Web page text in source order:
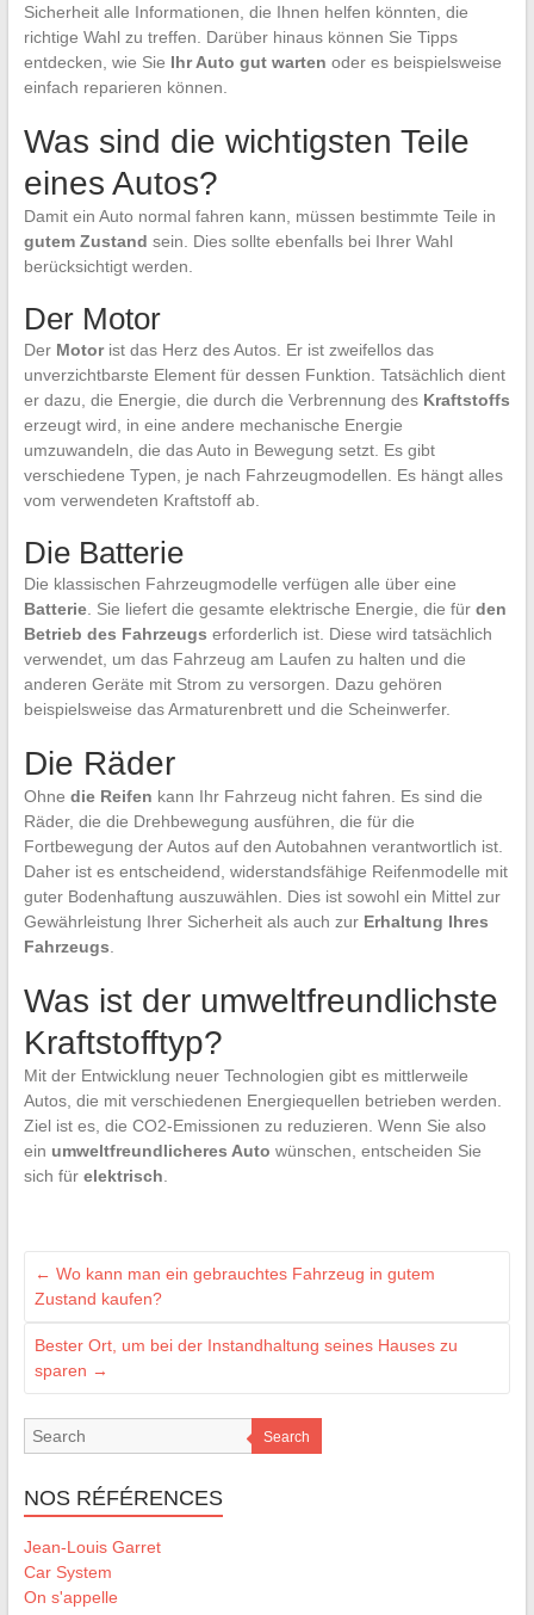
Sicherheit alle Informationen, die Ihnen helfen könnten, die
richtige Wahl zu treffen. Darüber hinaus können Sie Tipps
entdecken, wie Sie Ihr Auto gut warten oder es beispielsweise
einfach reparieren können.
Was sind die wichtigsten Teile
eines Autos?
Damit ein Auto normal fahren kann, müssen bestimmte Teile in
gutem Zustand sein. Dies sollte ebenfalls bei Ihrer Wahl
berücksichtigt werden.
Der Motor
Der Motorist das Herz des Autos. Er ist zweifellos das
unverzichtbarste Element für dessen Funktion. Tatsächlich dient
er dazu, die Energie, die durch die Verbrennung des Kraftstoffs
erzeugt wird, in eine andere mechanische Energie
umzuwandeln, die das Auto in Bewegung setzt. Es gibt
verschiedene Typen, je nach Fahrzeugmodellen. Es hängt alles
vom verwendeten Kraftstoff ab.
Die Batterie
Die klassischen Fahrzeugmodelle verfügen alle über eine
Batterie. Sie liefert die gesamte elektrische Energie, die für den
Betrieb des Fahrzeugs erforderlich ist. Diese wird tatsächlich
verwendet, um das Fahrzeug am Laufen zu halten und die
anderen Geräte mit Strom zu versorgen. Dazu gehören
beispielsweise das Armaturenbrett und die Scheinwerfer.
Die Räder
Ohne die Reifen kann Ihr Fahrzeug nicht fahren. Es sind die
Räder, die die Drehbewegung ausführen, die für die
Fortbewegung der Autos auf den Autobahnen verantwortlich ist.
Daher ist es entscheidend, widerstandsfähige Reifenmodelle mit
guter Bodenhaftung auszuwählen. Dies ist sowohl ein Mittel zur
Gewährleistung Ihrer Sicherheit als auch zur Erhaltung Ihres
Fahrzeugs
Was ist der umweltfreundlichste
Kraftstofftyp?
Mit der Entwicklung neuer Technologien gibt es mittlerweile
Autos, die mit verschiedenen Energiequellen betrieben werden.
Ziel ist es, die CO2-Emissionen zu reduzieren. Wenn Sie also
ein umweltfreundlicheres Auto wünschen, entscheiden Sie
sich für elektrisch
← Wo kann man ein gebrauchtes Fahrzeug in gutem
Zustand kaufen?
Bester Ort, um bei der Instandhaltung seines Hauses zu
sparen →
Search
NOS RÉFÉRENCES
Jean-Louis Garret
Car System
On s'appelle